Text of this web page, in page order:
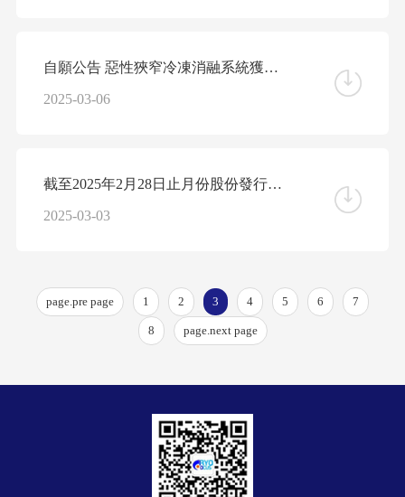
自願公告 惡性狹窄冷凍消融系統獲得國家藥監局批文
2025-03-06
截至2025年2月28日止月份股份發行人的證券變動月報表
2025-03-03
page.pre page 1 2 3 4 5 6 7
8 page.next page